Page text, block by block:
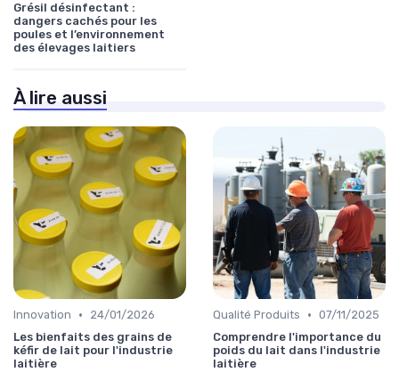
Grésil désinfectant :
dangers cachés pour les
poules et l’environnement
des élevages laitiers
À lire aussi
Innovation •
24/01/2026
Les bienfaits des grains de
kéfir de lait pour l'industrie
laitière
Qualité Produits • 07/11/2025
Comprendre l'importance du
poids du lait dans l'industrie
laitière